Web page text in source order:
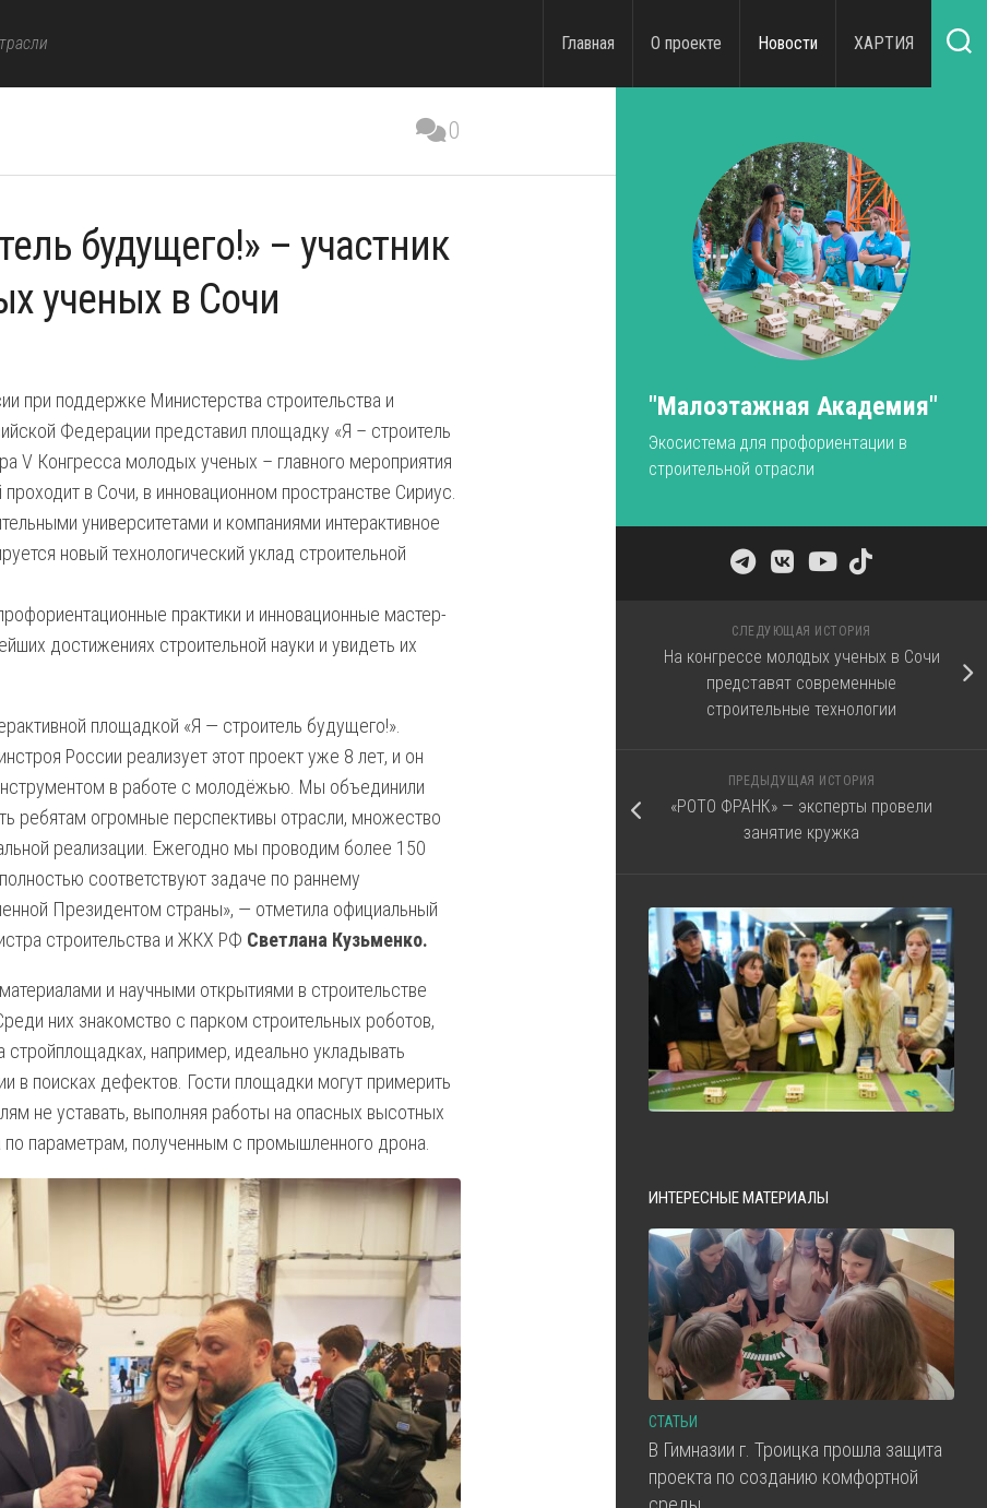
Главная О проекте Новости ХАРТИЯ
0
будущего!» – участник
ученых в Сочи
при поддержке Министерства строительства и
Федерации представил площадку «Я – строитель
V Конгресса молодых ученых – главного мероприятия
в Сочи, в инновационном пространстве Сириус.
университетами и компаниями интерактивное
новый технологический уклад строительной
практики и инновационные мастер-
достижениях строительной науки и увидеть их
площадкой «Я — строитель будущего!».
России реализует этот проект уже 8 лет, и он
в работе с молодёжью. Мы объединили
ребятам огромные перспективы отрасли, множество
реализации. Ежегодно мы проводим более 150
соответствуют задаче по раннему
Президентом страны», — отметила официальный
строительства и ЖКХ РФ Светлана Кузьменко.
и научными открытиями в строительстве
них знакомство с парком строительных роботов,
например, идеально укладывать
в поисках дефектов. Гости площадки могут примерить
не уставать, выполняя работы на опасных высотных
параметрам, полученным с промышленного дрона.
"Малоэтажная Академия"
Экосистема для профориентации в
строительной отрасли
СЛЕДУЮЩАЯ ИСТОРИЯ
На конгрессе молодых ученых в Сочи
представят современные
строительные технологии
ПРЕДЫДУЩАЯ ИСТОРИЯ
«РОТО ФРАНК» — эксперты провели
занятие кружка
ИНТЕРЕСНЫЕ МАТЕРИАЛЫ
СТАТЬИ
В Гимназии г. Троицка прошла защита
проекта по созданию комфортной